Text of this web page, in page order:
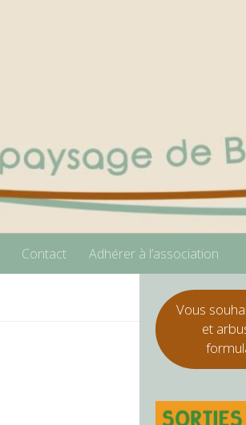
Contact Adhérer à l’association
Vous
et